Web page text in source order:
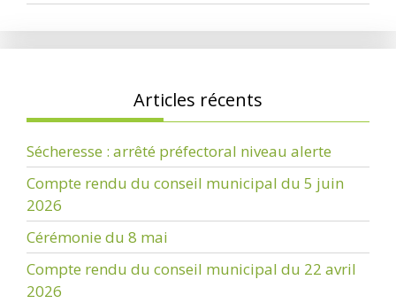
Articles récents
Sécheresse : arrêté préfectoral niveau alerte
Compte rendu du conseil municipal du 5 juin
2026
Cérémonie du 8 mai
Compte rendu du conseil municipal du 22 avril
2026